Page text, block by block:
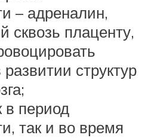
– адреналин,
сквозь плаценту,
структур
в период
так и во время